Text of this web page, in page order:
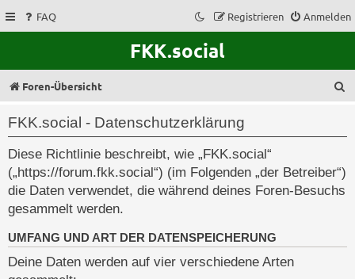
FAQ Anmelden
Registrieren
FKK.social
Foren-Übersicht
FKK.social - Datenschutzerklärung
Diese Richtlinie beschreibt, wie „FKK.social“
(„https://forum.fkk.social“) (im Folgenden „der Betreiber“)
die Daten verwendet, die während deines Foren-Besuchs
gesammelt werden.
UMFANG UND ART DER DATENSPEICHERUNG
Deine Daten werden auf vier verschiedene Arten